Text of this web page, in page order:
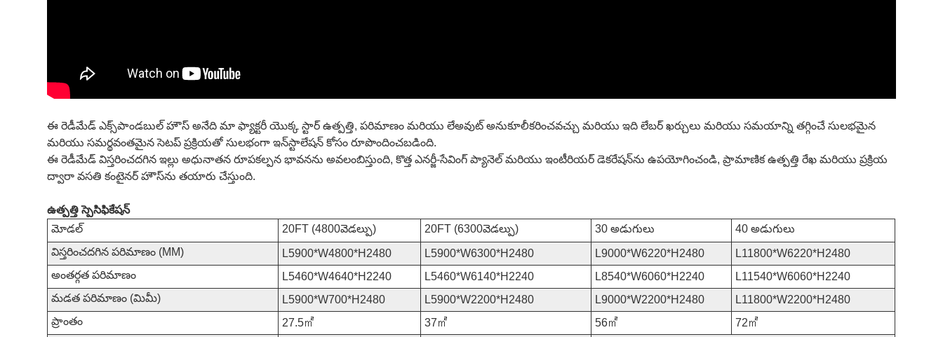
ఈ రెడీమేడ్ ఎక్స్‌పాండబుల్ హౌస్ అనేది మా ఫ్యాక్టరీ యొక్క స్టార్ ఉత్పత్తి, పరిమాణం మరియు లేఅవుట్ అనుకూలీకరించవచ్చు మరియు ఇది లేబర్ ఖర్చులు మరియు సమయాన్ని తగ్గించే సులభమైన
మరియు సమర్థవంతమైన సెటప్ ప్రక్రియతో సులభంగా ఇన్‌స్టాలేషన్ కోసం రూపొందించబడింది.
ఈ రెడీమేడ్ విస్తరించదగిన ఇల్లు అధునాతన రూపకల్పన భావనను అవలంబిస్తుంది, కొత్త ఎనర్జీ-సేవింగ్ ప్యానెల్ మరియు ఇంటీరియర్ డెకరేషన్‌ను ఉపయోగించండి, ప్రామాణిక ఉత్పత్తి రేఖ మరియు ప్రక్రియ
ద్వారా వసతి కంటైనర్ హౌస్‌ను తయారు చేస్తుంది.
ఉత్పత్తి స్పెసిఫికేషన్
మోడల్
20FT (4800వెడల్పు) 20FT (6300వెడల్పు) 30 అడుగులు
40 అడుగులు
విస్తరించదగిన పరిమాణం (MM)
L5900*W4800*H2480 L5900*W6300*H2480 L9000*W6220*H2480
L11800*W6220*H2480
అంతర్గత పరిమాణం
L5460*W4640*H2240 L5460*W6140*H2240 L8540*W6060*H2240
L11540*W6060*H2240
మడత పరిమాణం (మిమీ)
L5900*W700*H2480 L5900*W2200*H2480 L9000*W2200*H2480
L11800*W2200*H2480
ప్రాంతం
27.5㎡ 37㎡ 56㎡
72㎡